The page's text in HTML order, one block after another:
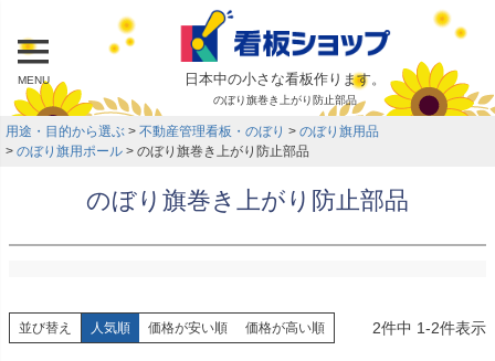
MENU 日本中の小さな看板作ります。
のぼり旗巻き上がり防止部品
用途・目的から選ぶ 不動産管理看板・のぼり
のぼり旗用品
のぼり旗用ポール
のぼり旗巻き上がり防止部品
のぼり旗巻き上がり防止部品
並び替え 人気順 価格が安い順 価格が高い順 2件中 1-2件表示